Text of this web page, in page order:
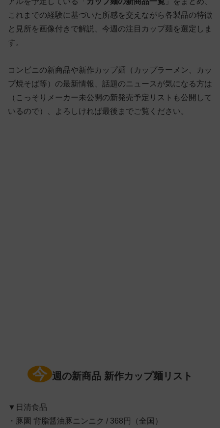
これまでの経験に基づいた所感を交えながら各製品の特徴
と見所を画像付きで解説、今週の注目カップ麺を選定しま
す。
コンビニの新商品や新作カップ麺（カップラーメン、カッ
プ焼そば等）の最新情報、話題のニュースが気になる方は
（こっそりメーカー未公開の新発売予定リストも公開して
いるので）、よろしければ最後までご覧ください。
今 週の新商品 新作カップ麺リスト
▼日清食品
・豚園 背脂醤油豚ニンニク / 368円（全国）